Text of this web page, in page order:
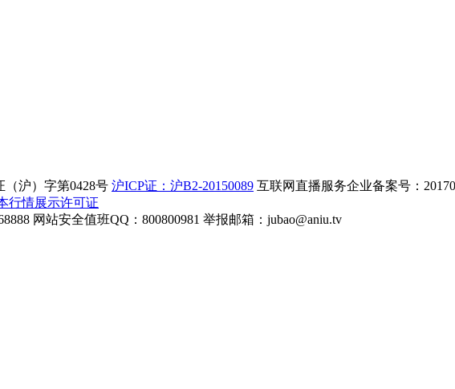
沪）字第0428号 沪ICP证：沪B2-20150089 互联网直播服务企业备案号：
行情展示许可证
网站安全值班QQ：800800981 举报邮箱： jubao@aniu.tv